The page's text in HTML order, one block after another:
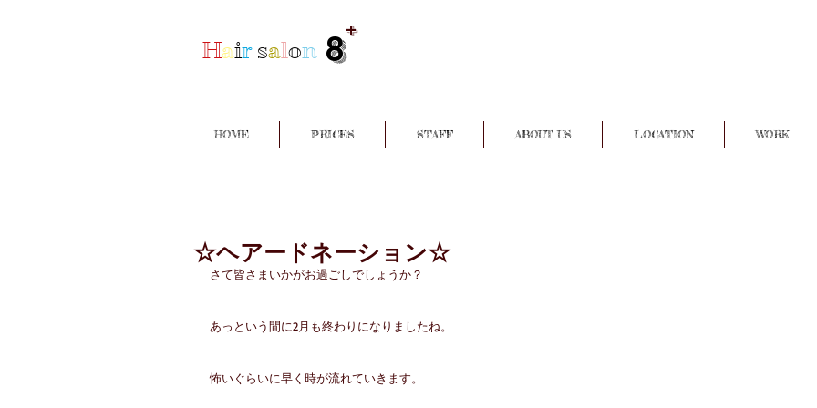
8
Hairsalon
+
HOME PRICES STAFF ABOUT US LOCATION WORK
☆ヘアードネーション☆
さて皆さまいかがお過ごしでしょうか？
あっという間に2月も終わりになりましたね。
怖いぐらいに早く時が流れていきます。